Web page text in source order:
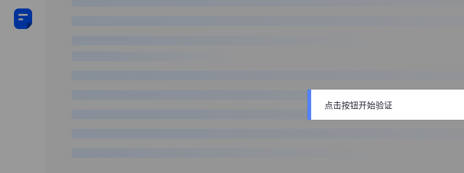
点击按钮开始验证